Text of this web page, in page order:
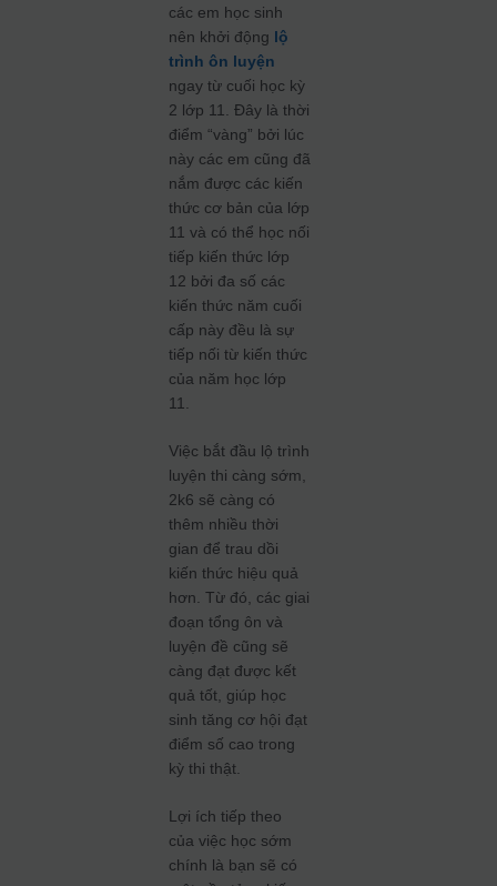
các em học sinh
nên khởi động lộ
trình ôn luyện
ngay từ cuối học kỳ
2 lớp 11. Đây là thời
điểm “vàng” bởi lúc
này các em cũng đã
nắm được các kiến
thức cơ bản của lớp
11 và có thể học nối
tiếp kiến thức lớp
12 bởi đa số các
kiến thức năm cuối
cấp này đều là sự
tiếp nối từ kiến thức
của năm học lớp
11.
Việc bắt đầu lộ trình
luyện thi càng sớm,
2k6 sẽ càng có
thêm nhiều thời
gian để trau dồi
kiến thức hiệu quả
hơn. Từ đó, các giai
đoạn tổng ôn và
luyện đề cũng sẽ
càng đạt được kết
quả tốt, giúp học
sinh tăng cơ hội đạt
điểm số cao trong
kỳ thi thật.
Lợi ích tiếp theo
của việc học sớm
chính là bạn sẽ có